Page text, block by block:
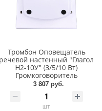
Тромбон Оповещатель
речевой настенный "Глагол
Н2-10У" (3/5/10 Вт)
Громкоговоритель
3 807 руб.
шт